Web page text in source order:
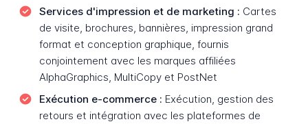
Services d'impression et de marketing : Cartes
de visite, brochures, bannières, impression grand
format et conception graphique, fournis
conjointement avec les marques affiliées
AlphaGraphics, MultiCopy et PostNet
Exécution e-commerce : Exécution, gestion des
retours et intégration avec les plateformes de